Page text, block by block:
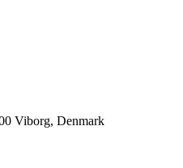
Viborg, Denmark